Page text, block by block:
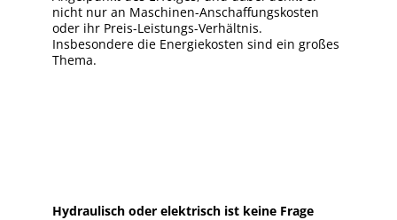
nicht nur an Maschinen-Anschaffungskosten
oder ihr Preis-Leistungs-Verhältnis.
Insbesondere die Energiekosten sind ein großes
Thema.
Hydraulisch oder elektrisch ist keine Frage